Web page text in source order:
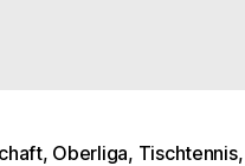
, Oberliga, Tischtennis,